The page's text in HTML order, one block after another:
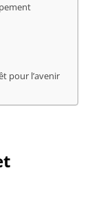
pour l’avenir